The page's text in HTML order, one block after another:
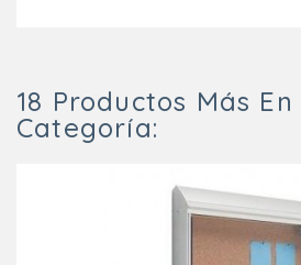
18 Productos Más
Categoría: